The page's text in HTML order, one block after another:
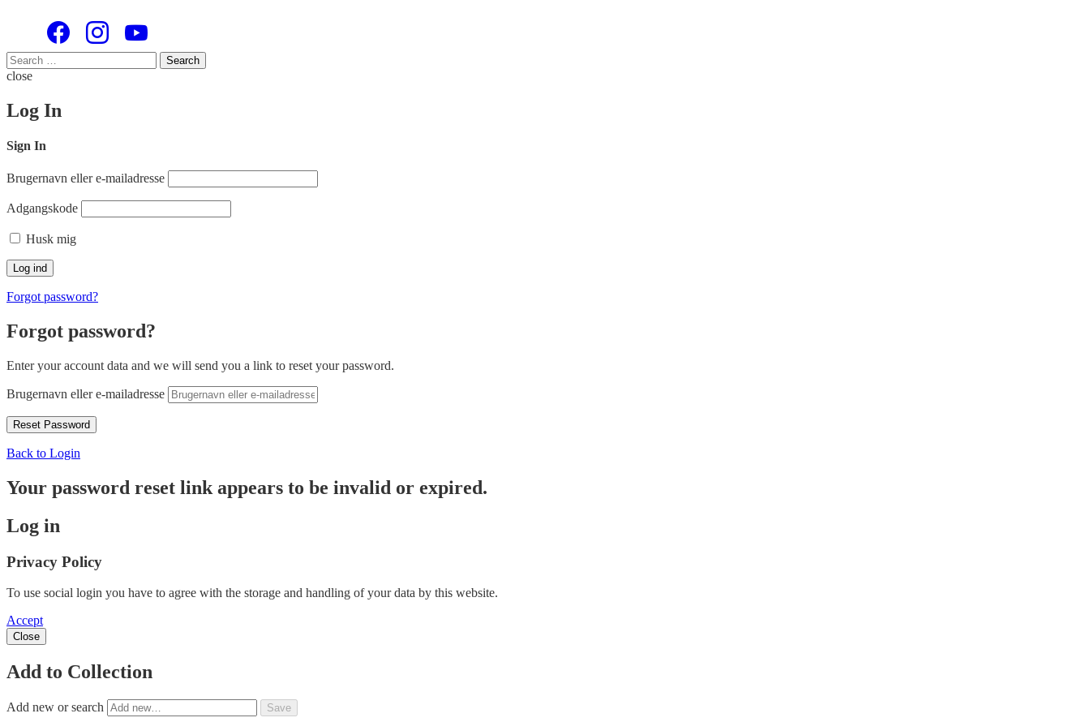
Search
for:
Search
close
Log In
Sign In
Brugernavn eller e-mailadresse
Adgangskode
Husk mig
Forgot password?
Forgot password?
Enter your account data and we will send you a link to reset your password.
Brugernavn eller e-mailadresse
Back to Login
Your password reset link appears to be invalid or expired.
Log in
Privacy Policy
To use social login you have to agree with the storage and handling of your data by this website.
Accept
Close
Add to Collection
Add new or search